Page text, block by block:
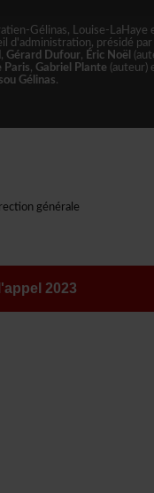
Gélinas,Louise-
, GérardDufour, ÉricNoël
, GabrielPlante
.